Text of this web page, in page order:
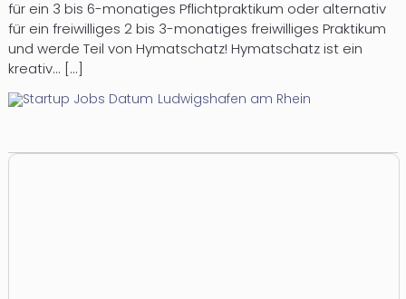
für ein 3 bis 6-monatiges Pflichtpraktikum oder alternativ
für ein freiwilliges 2 bis 3-monatiges freiwilliges Praktikum
und werde Teil von Hymatschatz! Hymatschatz ist ein
kreativ... [...]
Ludwigshafen am Rhein